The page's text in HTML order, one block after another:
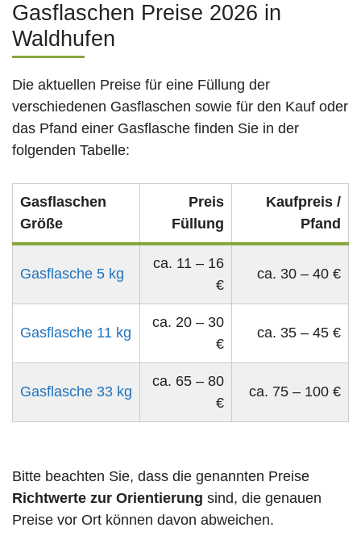
Gasflaschen Preise 2026 in
Waldhufen
Die aktuellen Preise für eine Füllung der
verschiedenen Gasflaschen sowie für den Kauf oder
das Pfand einer Gasflasche finden Sie in der
folgenden Tabelle:
Gasflaschen
Größe
Preis
Füllung
Kaufpreis /
Pfand
Gasflasche 5 kg
ca. 11 – 16
€
ca. 30 – 40 €
Gasflasche 11 kg
ca. 20 – 30
€
ca. 35 – 45 €
Gasflasche 33 kg
ca. 65 – 80
€
ca. 75 – 100 €
Bitte beachten Sie, dass die genannten Preise
Richtwerte zur Orientierung sind, die genauen
Preise vor Ort können davon abweichen.